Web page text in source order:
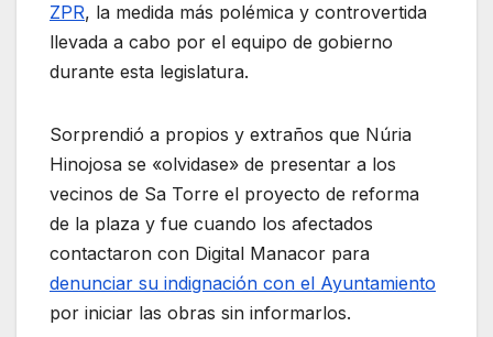
ZPR, la medida más polémica y controvertida
llevada a cabo por el equipo de gobierno
durante esta legislatura.
Sorprendió a propios y extraños que Núria
Hinojosa se «olvidase» de presentar a los
vecinos de Sa Torre el proyecto de reforma
de la plaza y fue cuando los afectados
contactaron con Digital Manacor para
denunciar su indignación con el Ayuntamiento
por iniciar las obras sin informarlos.